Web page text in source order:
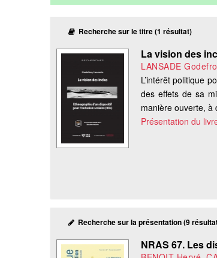
Recherche sur le titre (1 résultat)
La vision des
LANSADE
L’intérêt politique
des effets de sa
manière ouverte, à
Présentation du
Recherche sur la présentation (9
NRAS 67. Les